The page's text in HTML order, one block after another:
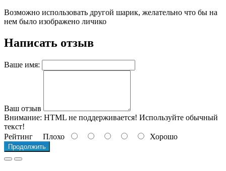
Возможно использовать другой шарик, желательно что бы на
нем было изображено личико
Написать отзыв
Ваше имя:
Ваш отзыв
Внимание: HTML не поддерживается! Используйте обычный
текст!
Рейтинг Плохо Хорошо
Продолжить